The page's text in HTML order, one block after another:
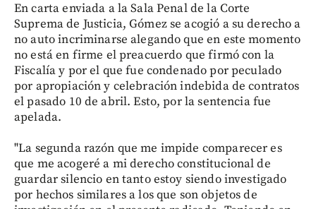
En carta enviada a la Sala Penal de la Corte
Suprema de Justicia, Gómez se acogió a su derecho a
no auto incriminarse alegando que en este momento
no está en firme el preacuerdo que firmó con la
Fiscalía y por el que fue condenado por peculado
por apropiación y celebración indebida de contratos
el pasado 10 de abril. Esto, por la sentencia fue
apelada.
"La segunda razón que me impide comparecer es
que me acogeré a mi derecho constitucional de
guardar silencio en tanto estoy siendo investigado
por hechos similares a los que son objetos de